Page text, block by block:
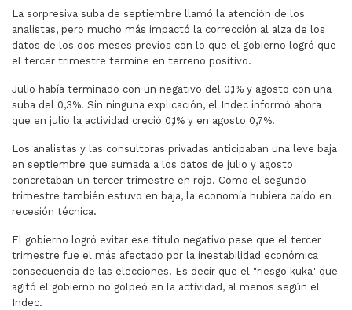
La sorpresiva suba de septiembre llamó la atención de los
analistas, pero mucho más impactó la corrección al alza de los
datos de los dos meses previos con lo que el gobierno logró que
el tercer trimestre termine en terreno positivo.
Julio había terminado con un negativo del 0,1% y agosto con una
suba del 0,3%. Sin ninguna explicación, el Indec informó ahora
que en julio la actividad creció 0,1% y en agosto 0,7%.
Los analistas y las consultoras privadas anticipaban una leve baja
en septiembre que sumada a los datos de julio y agosto
concretaban un tercer trimestre en rojo. Como el segundo
trimestre también estuvo en baja, la economía hubiera caído en
recesión técnica.
El gobierno logró evitar ese título negativo pese que el tercer
trimestre fue el más afectado por la inestabilidad económica
consecuencia de las elecciones. Es decir que el "riesgo kuka" que
agitó el gobierno no golpeó en la actividad, al menos según el
Indec.